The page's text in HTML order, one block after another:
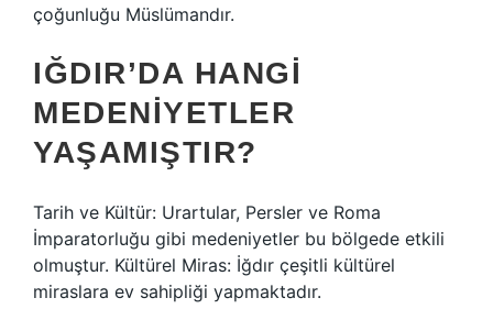
çoğunluğu Müslümandır.
IĞDIR’DA HANGI
MEDENIYETLER
YAŞAMIŞTIR?
Tarih ve Kültür: Urartular, Persler ve Roma
İmparatorluğu gibi medeniyetler bu bölgede etkili
olmuştur. Kültürel Miras: İğdır çeşitli kültürel
miraslara ev sahipliği yapmaktadır.